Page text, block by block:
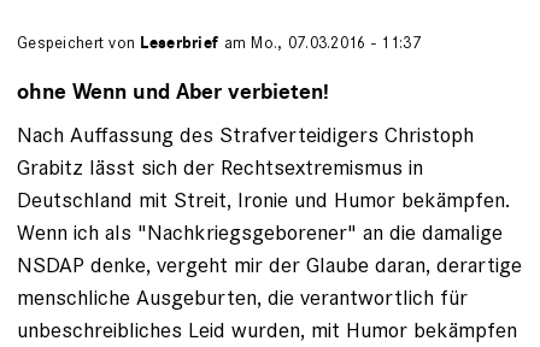
Gespeichert von Leserbrief am Mo., 07.03.2016 - 11:37
ohne Wenn und Aber verbieten!
Nach Auffassung des Strafverteidigers Christoph
Grabitz lässt sich der Rechtsextremismus in
Deutschland mit Streit, Ironie und Humor bekämpfen.
Wenn ich als "Nachkriegsgeborener" an die damalige
NSDAP denke, vergeht mir der Glaube daran, derartige
menschliche Ausgeburten, die verantwortlich für
unbeschreibliches Leid wurden, mit Humor bekämpfen